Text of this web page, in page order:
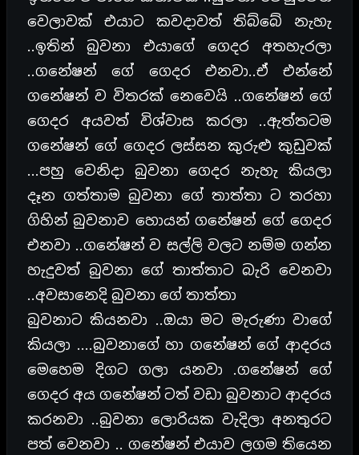
වෙලාවක් එයාට කවදාවත් තිබ්බේ නැහැ
..ඉතින් බුවනා එයාගේ ගෙදර අතහැරලා
..ගනේෂන් ගේ ගෙදර එනවා..ඒ එන්නේ
ගනේෂන් ව විතරක් නෙවෙයි ..ගනේෂන් ගේ
ගෙදර අයවත් විශ්වාස කරලා ..ඇත්තටම
ගනේෂන් ගේ ගෙදර ලස්සන කුරුළු කුඩුවක්
…පහු වෙනිදා බුවනා ගෙදර නැහැ කියලා
දෑන ගත්තාම බුවනා ගේ තාත්තා ට තරහා
ගිහින් බුවනාව හොයන් ගනේෂන් ගේ ගෙදර
එනවා ..ගනේෂන් ව සල්ලි වලට නම්ම ගන්න
හැදුවත් බුවනා ගේ තාත්තාට බැරි වෙනවා
..අවසානෙදි බුවනා ගේ තාත්තා
බුවනාට කියනවා ..ඔයා මට මැරුණා වාගේ
කියලා ….බුවනාගේ හා ගනේෂන් ගේ ආදරය
මෙහෙම දිගට ගලා යනවා .ගනේෂන් ගේ
ගෙදර අය ගනේෂන් ටත් වඩා බුවනාට ආදරය
කරනවා ..බුවනා ලොරියක වැදිලා අනතුරට
පත් වෙනවා .. ගනේෂන් එයාව ලගම තියෙන